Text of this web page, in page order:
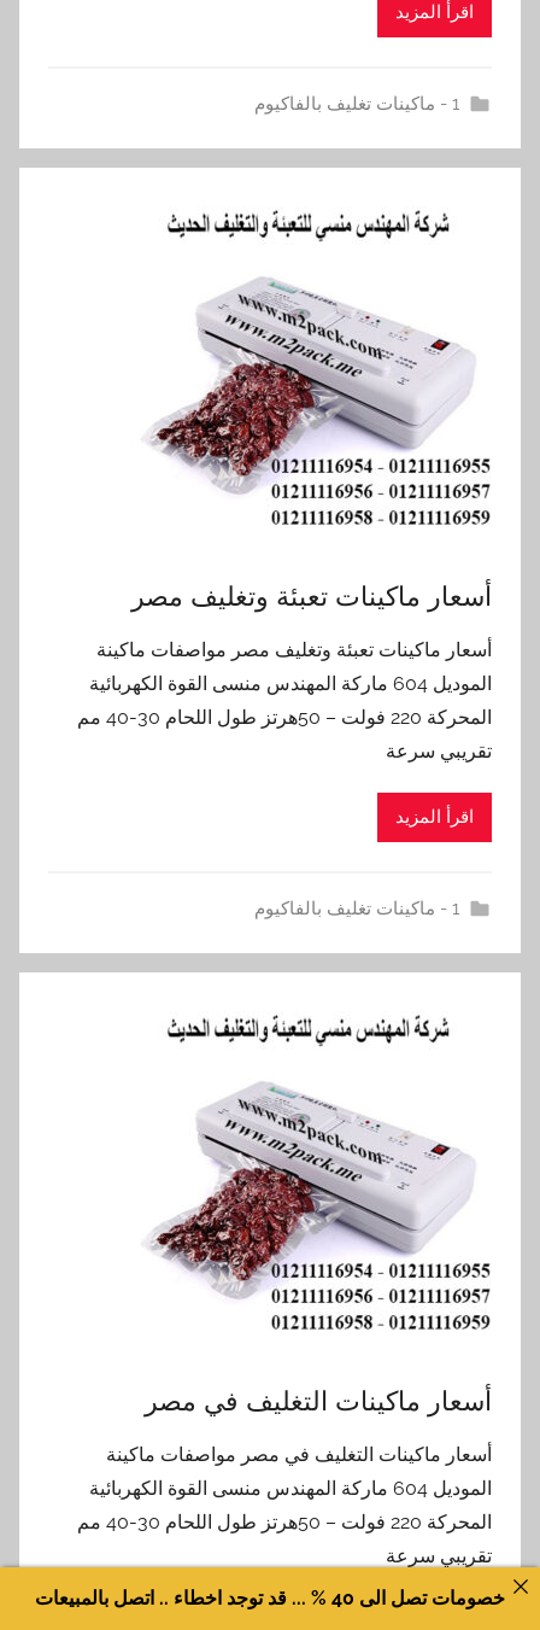
اقرأ المزيد
1 - ماكينات تغليف بالفاكيوم
أسعار ماكينات تعبئة وتغليف مصر
أسعار ماكينات تعبئة وتغليف مصر مواصفات ماكينة
الموديل 604 ماركة المهندس منسى القوة الكهربائية
المحركة 220 فولت – 50هرتز طول اللحام 30-40 مم
تقريبي سرعة
اقرأ المزيد
1 - ماكينات تغليف بالفاكيوم
أسعار ماكينات التغليف في مصر
أسعار ماكينات التغليف في مصر مواصفات ماكينة
الموديل 604 ماركة المهندس منسى القوة الكهربائية
المحركة 220 فولت – 50هرتز طول اللحام 30-40 مم
تقريبي سرعة
خصومات تصل الى 40 % ... قد توجد اخطاء .. اتصل بالمبيعات